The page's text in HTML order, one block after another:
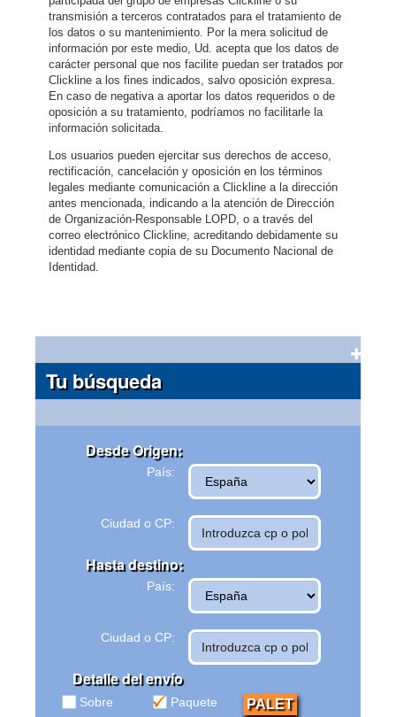
transmisión a terceros contratados para el tratamiento de
los datos o su mantenimiento. Por la mera solicitud de
información por este medio, Ud. acepta que los datos de
carácter personal que nos facilite puedan ser tratados por
Clickline a los fines indicados, salvo oposición expresa.
En caso de negativa a aportar los datos requeridos o de
oposición a su tratamiento, podríamos no facilitarle la
información solicitada.
Los usuarios pueden ejercitar sus derechos de acceso,
rectificación, cancelación y oposición en los términos
legales mediante comunicación a Clickline a la dirección
antes mencionada, indicando a la atención de Dirección
de Organización-Responsable LOPD, o a través del
correo electrónico Clickline, acreditando debidamente su
identidad mediante copia de su Documento Nacional de
Identidad.
Tu búsqueda
Desde Origen:
País:
Ciudad o CP:
Hasta destino:
País:
Ciudad o CP:
Detalle del envío
Sobre Paquete PALET